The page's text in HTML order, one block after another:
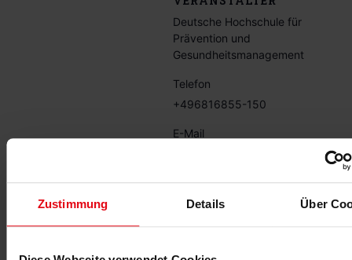
Zustimmung Details Über
Deutsche Hochschule für
Prävention und
Gesundheitsmanagement
Telefon
+496816855-150
E-Mail
Veranstalter-Website
anzeigen